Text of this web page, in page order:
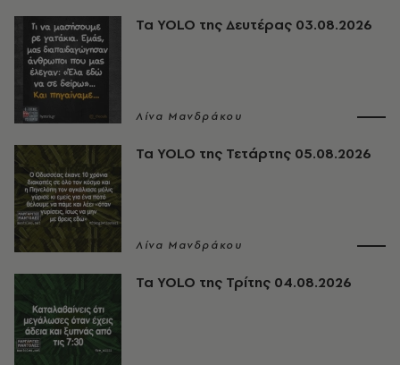
Τα YOLO της Δευτέρας 03.08.2026
Λίνα Μανδράκου
Τα YOLO της Τετάρτης 05.08.2026
Λίνα Μανδράκου
Τα YOLO της Τρίτης 04.08.2026